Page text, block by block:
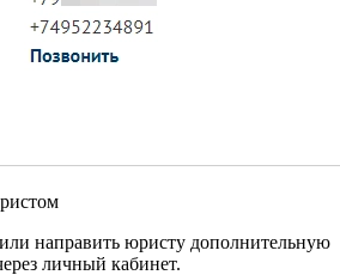
направить юристу дополнительную
личный кабинет.